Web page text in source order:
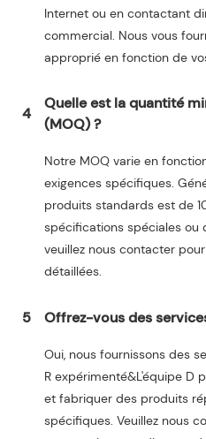
Internet ou en contactant
commercial. Nous vous
approprié en fonction de
4
Quelle est la quantité
(MOQ) ?
Notre MOQ varie en
exigences spécifiques.
produits standards est de
spécifications spéciales ou
veuillez nous contacter
détaillées.
5 Offrez-vous des
Oui, nous fournissons des
R expérimenté&L'équipe D
et fabriquer des produits
spécifiques. Veuillez nous